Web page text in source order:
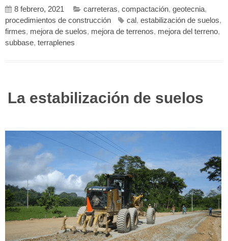
8 febrero, 2021 carreteras, compactación, geotecnia,
procedimientos de construcción
cal , estabilización de suelos,
firmes, mejora de suelos, mejora de terrenos, mejora del terreno,
subbase, terraplenes
La estabilización de suelos